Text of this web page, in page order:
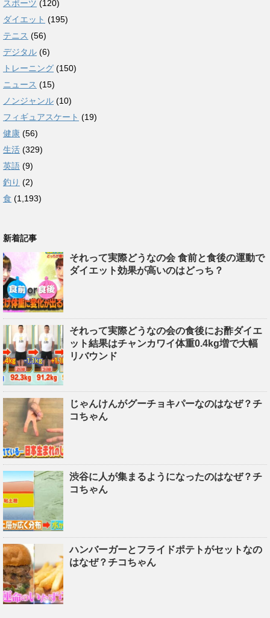
スポーツ (120)
ダイエット (195)
テニス (56)
デジタル (6)
トレーニング (150)
ニュース (15)
ノンジャンル (10)
フィギュアスケート (19)
健康 (56)
生活 (329)
英語 (9)
釣り (2)
食 (1,193)
新着記事
それって実際どうなの会 食前と食後の運動で
ダイエット効果が高いのはどっち？
それって実際どうなの会の食後にお酢ダイエ
ット結果はチャンカワイ体重0.4kg増で大幅
リバウンド
じゃんけんがグーチョキパーなのはなぜ？チ
コちゃん
渋谷に人が集まるようになったのはなぜ？チ
コちゃん
ハンバーガーとフライドポテトがセットなの
はなぜ？チコちゃん